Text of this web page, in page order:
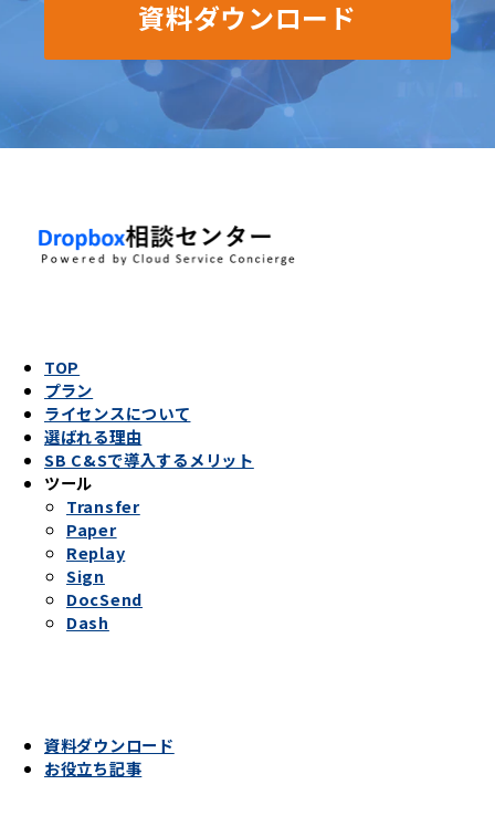
資料ダウンロード
TOP
プラン
ライセンスについて
選ばれる理由
SB C&Sで導入するメリット
ツール
Transfer
Paper
Replay
Sign
DocSend
Dash
資料ダウンロード
お役立ち記事